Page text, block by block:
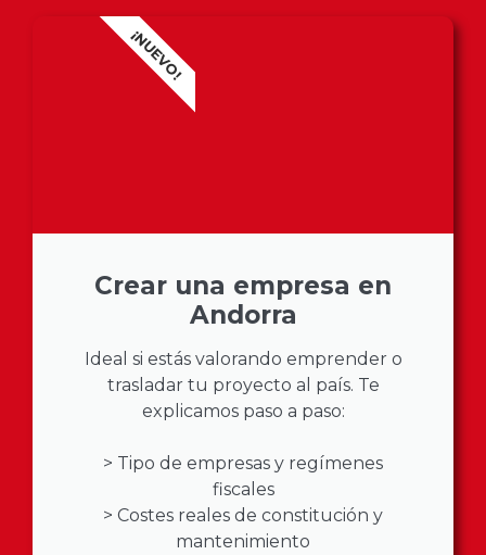
Crear una empresa en
Andorra
Ideal si estás valorando emprender o
trasladar tu proyecto al país. Te
explicamos paso a paso:
> Tipo de empresas y regímenes
fiscales
> Costes reales de constitución y
mantenimiento
¡NUEVO!